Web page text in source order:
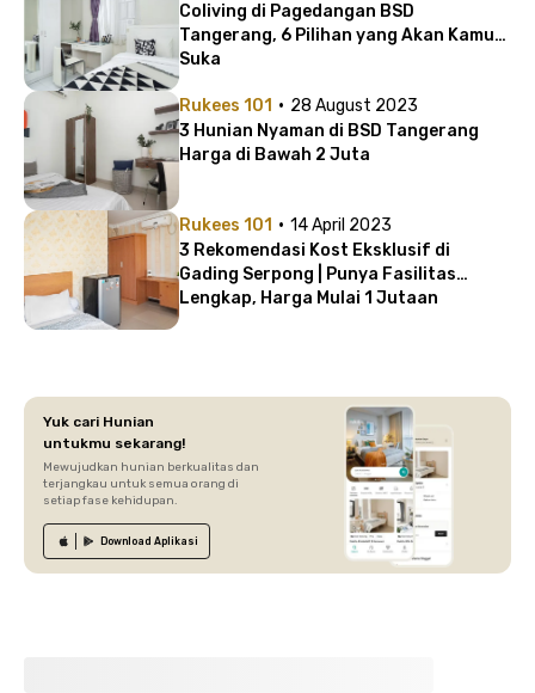
Coliving di Pagedangan BSD
Tangerang, 6 Pilihan yang Akan Kamu
Suka
Rukees 101 · 28 August 2023
3 Hunian Nyaman di BSD Tangerang
Harga di Bawah 2 Juta
Rukees 101 · 14 April 2023
3 Rekomendasi Kost Eksklusif di
Gading Serpong | Punya Fasilitas
Lengkap, Harga Mulai 1 Jutaan
Yuk cari Hunian
untukmu sekarang!
Mewujudkan hunian berkualitas dan
terjangkau untuk semua orang di
setiap fase kehidupan.
Download Aplikasi